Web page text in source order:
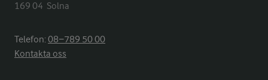
169 04  Solna
Telefon:08−789 50 00
Kontakta oss